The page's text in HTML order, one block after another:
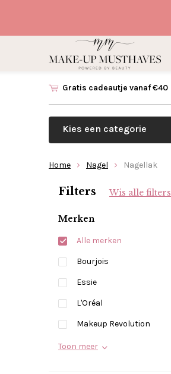
Gratis cadeautje vanaf €40
Kies een categorie
Home Nagel Nagellak
Sorteren op:
Filters Wis alle filters
Merken
Alle merken
Bourjois
Essie
L'Oréal
Makeup Revolution
Toon meer